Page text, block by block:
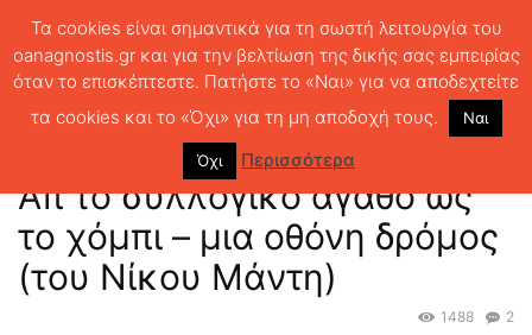
ΕΛΛ.ΛΟΓΟΤΕΧΝΙΑ ΣΗΜΕΡΑ
Ελληνική πεζογραφία 21ου,
Απ΄το συλλογικό αγαθό ως το χόμπι – μια οθόνη...
Ελληνική πεζογραφία 21ου,
Απ΄το συλλογικό αγαθό ως
το χόμπι – μια οθόνη δρόμος
(του Νίκου Μάντη)
2
1488
Τα cookies είναι σημαντικά για τη σωστή λειτουργία του
oanagnostis.gr και για την βελτίωση της δικής σας εμπειρίας
όταν το επισκέπτεστε. Πατήστε το «Ναι» για να αποδεχτείτε
τα cookies και το «Όχι» για τη μη αποδοχή τους.
Ναι
Όχι Περισσότερα